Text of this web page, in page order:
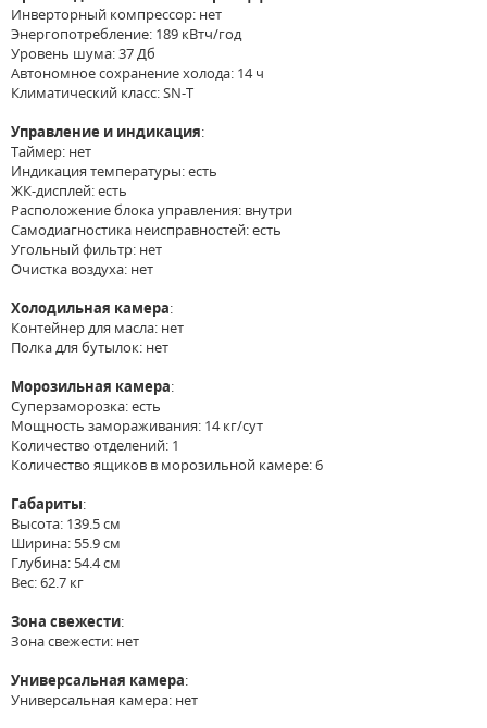
Инверторный компрессор: нет
Энергопотребление: 189 кВтч/год
Уровень шума: 37 Дб
Автономное сохранение холода: 14 ч
Климатический класс: SN-T
Управление и индикация:
Таймер: нет
Индикация температуры: есть
ЖК-дисплей: есть
Расположение блока управления: внутри
Самодиагностика неисправностей: есть
Угольный фильтр: нет
Очистка воздуха: нет
Холодильная камера:
Контейнер для масла: нет
Полка для бутылок: нет
Морозильная камера:
Суперзаморозка: есть
Мощность замораживания: 14 кг/сут
Количество отделений: 1
Количество ящиков в морозильной камере: 6
Габариты:
Высота: 139.5 см
Ширина: 55.9 см
Глубина: 54.4 см
Вес: 62.7 кг
Зона свежести:
Зона свежести: нет
Универсальная камера:
Универсальная камера: нет